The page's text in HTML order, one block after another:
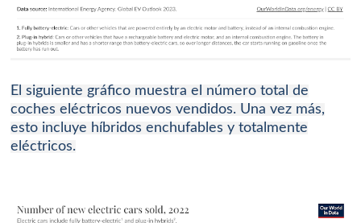
El siguiente gráfico muestra el número total de
coches eléctricos nuevos vendidos. Una vez más,
esto incluye híbridos enchufables ytotalmente
eléctricos.